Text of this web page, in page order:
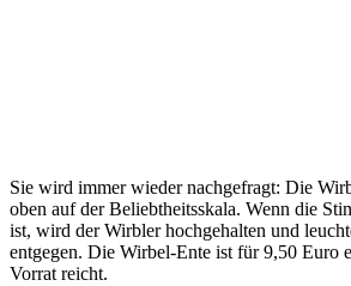
Sie wird immer wieder nachgefragt: Die
oben auf der Beliebtheitsskala. Wenn die
ist, wird der Wirbler hochgehalten und
entgegen. Die Wirbel-Ente ist für 9,50 Euro
Vorrat reicht.